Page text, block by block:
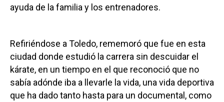
ayuda de la familia y los entrenadores.
Refiriéndose a Toledo, rememoró que fue en esta
ciudad donde estudió la carrera sin descuidar el
kárate, en un tiempo en el que reconoció que no
sabía adónde iba a llevarle la vida, una vida deportiva
que ha dado tanto hasta para un documental, como